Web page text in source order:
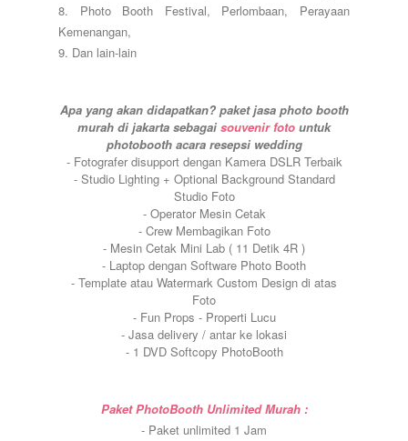
8. Photo Booth Festival, Perlombaan, Perayaan
Kemenangan,
9. Dan lain-lain
Apa yang akan didapatkan? paket jasa photo booth
murah di jakarta sebagai souvenir foto untuk
photobooth acara resepsi wedding
- Fotografer disupport dengan Kamera DSLR Terbaik
- Studio Lighting + Optional Background Standard
Studio Foto
- Operator Mesin Cetak
- Crew Membagikan Foto
- Mesin Cetak Mini Lab ( 11 Detik 4R )
- Laptop dengan Software Photo Booth
- Template atau Watermark Custom Design di atas
Foto
- Fun Props - Properti Lucu
- Jasa delivery / antar ke lokasi
- 1 DVD Softcopy PhotoBooth
Paket PhotoBooth Unlimited Murah :
- Paket unlimited 1 Jam